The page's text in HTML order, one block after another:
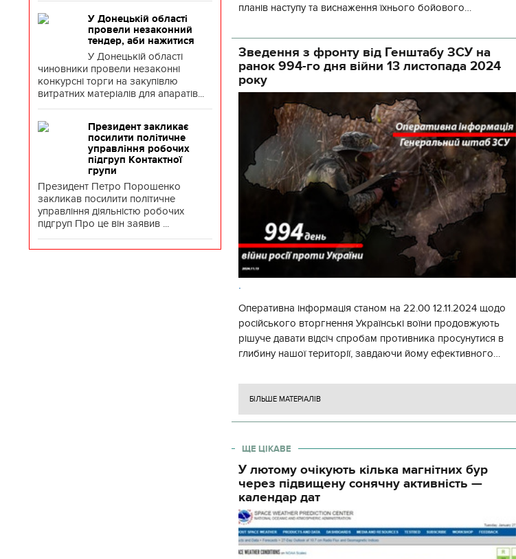
У Донецькій області
провели незаконний
тендер, аби нажитися
У Донецькій області
чиновники провели незаконні
конкурсні торги на закупівлю
витратних матеріалів для апаратів...
Президент закликає
посилити політичне
управління робочих
підгруп Контактної
групи
Президент Петро Порошенко
закликав посилити політичне
управління діяльністю робочих
підгруп Про це він заявив ...
планів наступу та виснаження їхнього бойового
Зведення з фронту від Генштабу ЗСУ на
ранок 994-го дня війни 13 листопада 2024
року
.
Оперативна інформація станом на 22.00 12.11.2024 щодо
російського вторгнення Українські воїни продовжують
рішуче давати відсіч спробам противника просунутися в
глибину нашої території, завдаючи йому ефективного
БІЛЬШЕ МАТЕРІАЛІВ
ЩЕ ЦІКАВЕ
У лютому очікують кілька магнітних бур
через підвищену сонячну активність —
календар дат